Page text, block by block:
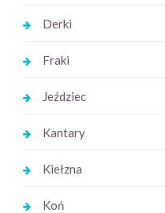
Derki
Fraki
Jeździec
Kantary
Kiełzna
Koń